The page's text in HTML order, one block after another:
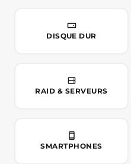
DISQUE DUR
RAID & SERVEURS
SMARTPHONES